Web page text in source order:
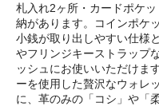
札入れ2ヶ所・カードポケ
納があります。コインポケ
小銭が取り出しやすい仕様
やフリンジキーストラップ
ッシュにお使いいただけま
ーを使用した贅沢なウォレ
に、革のみの「コシ」や「